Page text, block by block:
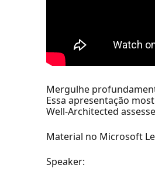
Mergulhe
Essa apresentação
Well-Architected
Material no Microsoft
Speaker: